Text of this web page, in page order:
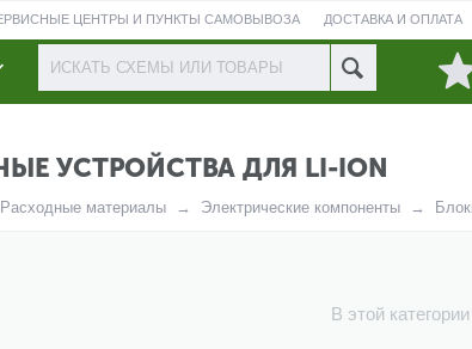
ЦЕНТРЫ И ПУНКТЫ САМОВЫВОЗА ДОСТАВКА И ОПЛАТА
ПРОВЕРИТЬ СОСТОЯНИЕ РЕМОНТА
УСТРОЙСТВА ДЛЯ LI-ION
Расходные материалы Электрические компоненты
В этой